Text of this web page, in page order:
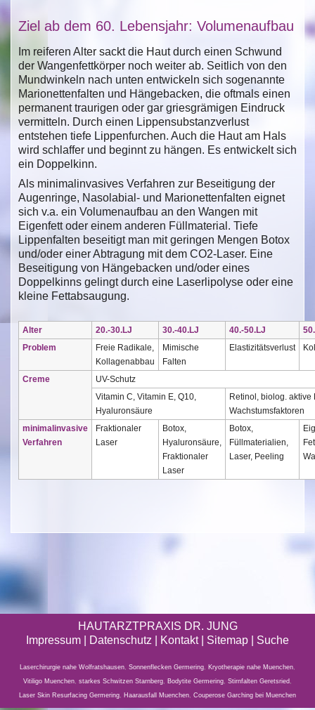
Ziel ab dem 60. Lebensjahr: Volumenaufbau
Im reiferen Alter sackt die Haut durch einen Schwund
der Wangenfettkörper noch weiter ab. Seitlich von den
Mundwinkeln nach unten entwickeln sich sogenannte
Marionettenfalten und Hängebacken, die oftmals einen
permanent traurigen oder gar griesgrämigen Eindruck
vermitteln. Durch einen Lippensubstanzverlust
entstehen tiefe Lippenfurchen. Auch die Haut am Hals
wird schlaffer und beginnt zu hängen. Es entwickelt sich
ein Doppelkinn.
Als minimalinvasives Verfahren zur Beseitigung der
Augenringe, Nasolabial- und Marionettenfalten eignet
sich v.a. ein Volumenaufbau an den Wangen mit
Eigenfett oder einem anderen Füllmaterial. Tiefe
Lippenfalten beseitigt man mit geringen Mengen Botox
und/oder einer Abtragung mit dem CO2-Laser. Eine
Beseitigung von Hängebacken und/oder eines
Doppelkinns gelingt durch eine Laserlipolyse oder eine
kleine Fettabsaugung.
Alter 20.-30.LJ 30.-40.LJ 40.-50.LJ
Problem
Freie Radikale,
Kollagenabbau
Mimische
Falten
Elastizitätsverlust
Creme
UV-Schutz
Vitamin C, Vitamin E, Q10,
Hyaluronsäure
Retinol, biolog. aktive
Wachstumsfaktoren
minimalinvasive
Verfahren
Fraktionaler
Laser
Botox,
Hyaluronsäure,
Fraktionaler
Laser
Botox,
Füllmaterialien,
Laser, Peeling
HAUTARZTPRAXIS DR. JUNG
Impressum
Datenschutz | Kontakt | Sitemap Suche
Laserchirurgie nahe Wolfratshausen, Sonnenflecken Germering, Kryotherapie nahe Muenchen,
Vitiligo Muenchen, starkes Schwitzen Starnberg, Bodytite Germering, Stirnfalten Geretsried ,
Laser Skin Resurfacing Germering, Haarausfall Muenchen, Couperose Garching bei Muenchen